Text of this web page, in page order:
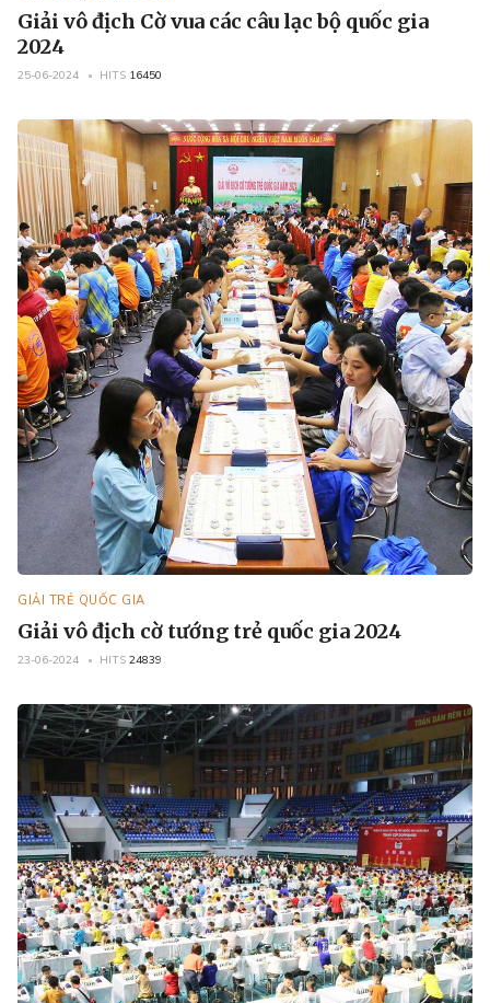
Giải vô địch Cờ vua các câu lạc bộ quốc gia
2024
25-06-2024 HITS 16450
GIẢI TRẺ QUỐC GIA
Giải vô địch cờ tướng trẻ quốc gia 2024
23-06-2024 HITS 24839